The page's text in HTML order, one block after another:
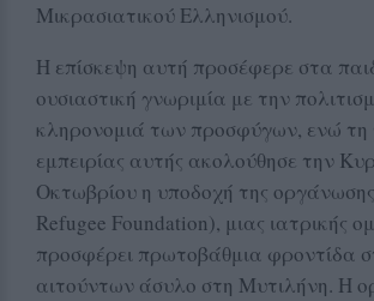
Μικρασιατικού Ελληνισμού.
Η επίσκεψη αυτή προσέφερε στα
ουσιαστική γνωριμία με την
κληρονομιά των προσφύγων, ενώ τη
εμπειρίας αυτής ακολούθησε την
Οκτωβρίου η υποδοχή της
Refugee Foundation), μιας ιατρικής
προσφέρει πρωτοβάθμια φροντίδα
αιτούντων άσυλο στη Μυτιλήνη. Η